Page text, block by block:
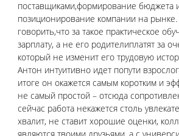
поставщиками,формирование бюджета
позиционирование компании на рынке.
говорить,что за такое практическое
зарплату, а не его родителиплатят за
который не изменит его трудовую
Антон интуитивно идет попути
итоге он окажется самым коротким и
не самый простой – отсюда
сейчас работа некажется столь
хвалит, не ставит хорошие оценки,